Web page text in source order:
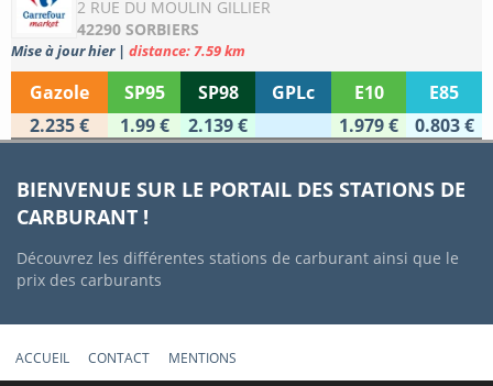
2 RUE DU MOULIN GILLIER
42290 SORBIERS
Mise à jour hier | distance: 7.59 km
Gazole SP95 SP98 GPLc E10
E85
2.235 €
1.99 € 2.139 € 1.979 € 0.803 €
BIENVENUE SUR LE PORTAIL DES STATIONS DE
CARBURANT !
Découvrez les différentes stations de carburant ainsi que le
prix des carburants
ACCUEIL CONTACT
MENTIONS